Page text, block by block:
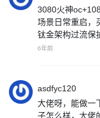
3080火神
场景日常重启，
钛金架构过流保
6年前
asdfyc120
大佬呀，能做一
子怎么样，大佬